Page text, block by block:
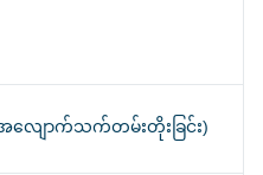
ျောက်သက်တမ်းတိုးခြင်း)